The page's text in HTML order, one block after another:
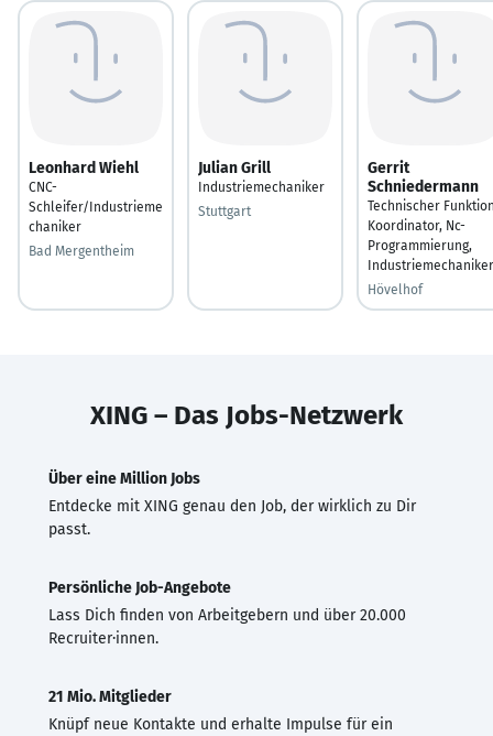
Leonhard Wiehl
CNC-
Schleifer/Industrieme
chaniker
Bad Mergentheim
Julian Grill
Industriemechaniker
Stuttgart
Gerrit
Schniedermann
Technischer
Koordinator, Nc-
Programmierung,
Industriemechaniker
Hövelhof
XING – Das Jobs-Netzwerk
Über eine Million Jobs
Entdecke mit XING genau den Job, der wirklich zu Dir
passt.
Persönliche Job-Angebote
Lass Dich finden von Arbeitgebern und über 20.000
Recruiter·innen.
21 Mio. Mitglieder
Knüpf neue Kontakte und erhalte Impulse für ein